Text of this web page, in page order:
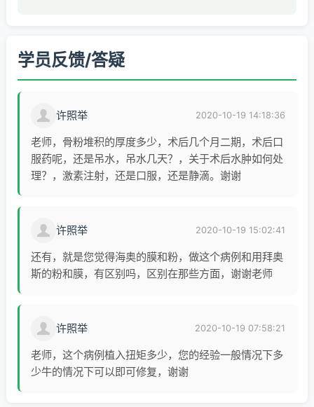
第一作者核心期刊发表论文二十余篇
2014获得全国BITC种植病例大奖赛 银奖
获得军队科技进步及医疗成果奖各一项
学员反馈/答疑
许照举 2020-10-19 14:18:36
老师，骨粉堆积的厚度多少，术后几个月二期，术后口
服药呢，还是吊水，吊水几天？，关于术后水肿如何处
理？，激素注射，还是口服，还是静滴。谢谢
许照举 2020-10-19 15:02:41
还有，就是您觉得海奥的膜和粉，做这个病例和用拜奥
斯的粉和膜，有区别吗，区别在那些方面，谢谢老师
许照举 2020-10-19 07:58:21
老师，这个病例植入扭矩多少，您的经验一般情况下多
少牛的情况下可以即可修复，谢谢